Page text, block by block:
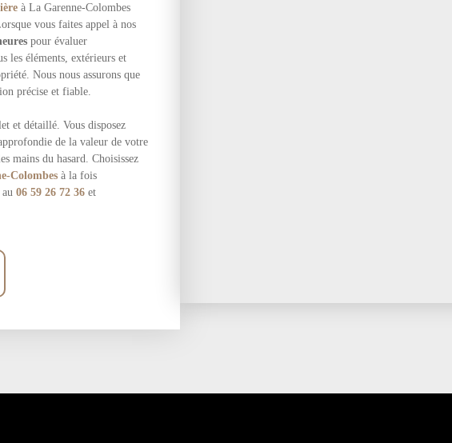
à La Garenne-Colombes
vous faites appel à nos
pour évaluer
les éléments, extérieurs et
Nous nous assurons que
précise et fiable.
et détaillé. Vous disposez
de la valeur de votre
mains du hasard. Choisissez
Colombes à la fois
06 59 26 72 36 et